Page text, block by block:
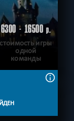
6300 - 16500р.
стоимость игры
одной
команды